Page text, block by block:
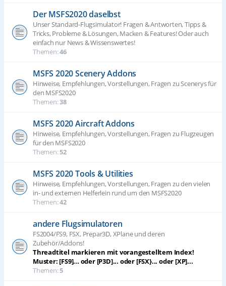
Der MSFS2020 daselbst
Unser Standard-Flugsimulator! Fragen & Antworten, Tipps &
Tricks, Probleme & Lösungen, Macken & Features! Oder auch
einfach nur News & Wissenswertes!
Themen:46
MSFS 2020 Scenery Addons
Hinweise, Empfehlungen, Vorstellungen, Fragen zu Scenerys für
den MSFS2020
Themen:38
MSFS 2020 Aircraft Addons
Hinweise, Empfehlungen, Vorstellungen, Fragen zu Flugzeugen
für den MSFS2020
Themen:52
MSFS 2020 Tools & Utilities
Hinweise, Empfehlungen, Vorstellungen, Fragen zu den vielen
in- und externen Helferlein rund um den MSFS2020
Themen:42
andere Flugsimulatoren
FS2004/FS9, FSX, Prepar3D, XPlane und deren
Zubehör/Addons!
Threadtitel markieren mit vorangestelltem Index!
Muster: [FS9]... oder [P3D]... oder [FSX}... oder [XP]...
Themen:5